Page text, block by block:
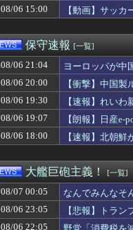
福戸あやアナ 脇チラ見え！
板橋の花火大会にAV女優松
【消費減税閣議決定】「反
08/06 15:00
【動画】サッ
保守速報 [一覧]
08/06 21:04
ヨーロッパが中
08/06 20:00
【衝撃】中国
08/06 19:30
【速報】れい
08/06 19:07
【朗報】日産
08/06 18:00
【速報】北朝
大艦巨砲主義！ [一覧]
08/07 00:05
なんでみんなそ
08/06 23:05
【悲報】トラ
08/06 22:05